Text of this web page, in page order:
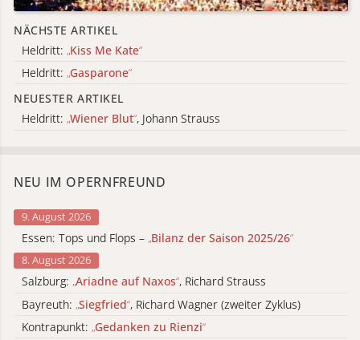
NÄCHSTE ARTIKEL
Heldritt: „Kiss Me Kate“
Heldritt: „Gasparone“
NEUESTER ARTIKEL
Heldritt: „Wiener Blut“, Johann Strauss
NEU IM OPERNFREUND
9. August 2026
Essen: Tops und Flops – „Bilanz der Saison 2025/26“
8. August 2026
Salzburg: „Ariadne auf Naxos“, Richard Strauss
Bayreuth: „Siegfried“, Richard Wagner (zweiter Zyklus)
Kontrapunkt: „Gedanken zu Rienzi“